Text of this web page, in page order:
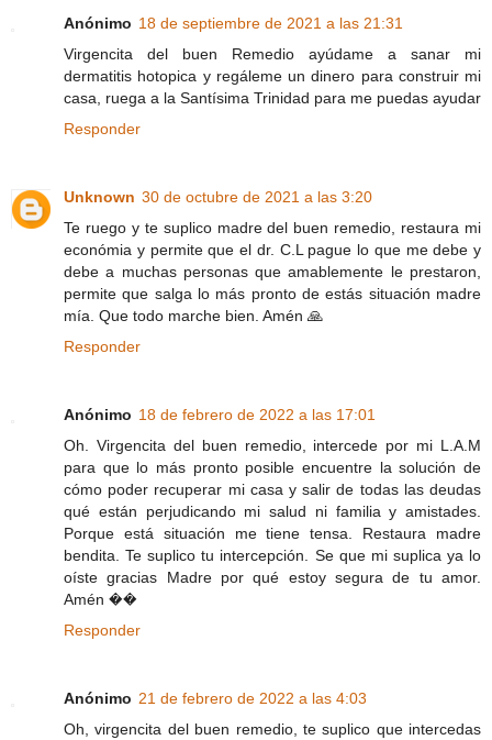
Anónimo 18 de septiembre de 2021 a las 21:31
Virgencita del buen Remedio ayúdame a sanar mi
dermatitis hotopica y regáleme un dinero para construir mi
casa, ruega a la Santísima Trinidad para me puedas ayudar
Responder
Unknown 30 de octubre de 2021 a las 3:20
Te ruego y te suplico madre del buen remedio, restaura mi
económia y permite que el dr. C.L pague lo que me debe y
debe a muchas personas que amablemente le prestaron,
permite que salga lo más pronto de estás situación madre
mía. Que todo marche bien. Amén 🙏
Responder
Anónimo 18 de febrero de 2022 a las 17:01
Oh. Virgencita del buen remedio, intercede por mi L.A.M
para que lo más pronto posible encuentre la solución de
cómo poder recuperar mi casa y salir de todas las deudas
qué están perjudicando mi salud ni familia y amistades.
Porque está situación me tiene tensa. Restaura madre
bendita. Te suplico tu intercepción. Se que mi suplica ya lo
oíste gracias Madre por qué estoy segura de tu amor.
Amén ��
Responder
Anónimo 21 de febrero de 2022 a las 4:03
Oh, virgencita del buen remedio, te suplico que intercedas